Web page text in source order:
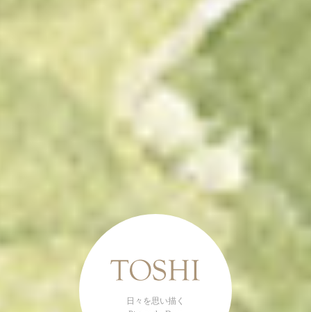
日々を思い描く